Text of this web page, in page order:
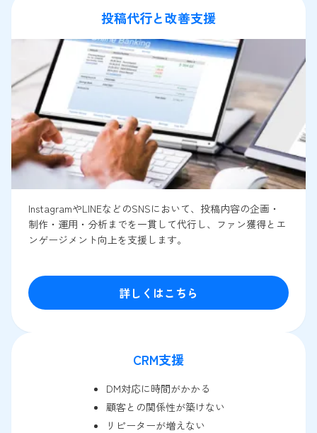
投稿代行と改善支援
InstagramやLINEなどのSNSにおいて、投稿内容の企画・
制作・運用・分析までを一貫して代行し、ファン獲得とエ
ンゲージメント向上を支援します。
詳しくはこちら
CRM支援
DM対応に時間がかかる
顧客との関係性が築けない
リピーターが増えない